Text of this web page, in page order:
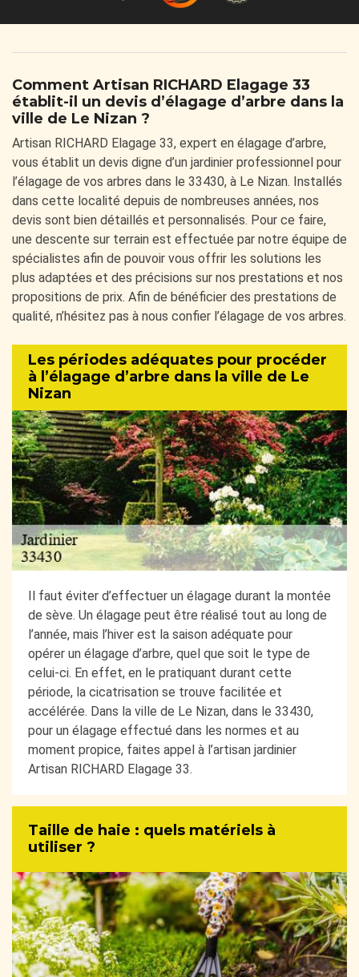
Comment Artisan RICHARD Elagage 33
établit-il un devis d’élagage d’arbre dans la
ville de Le Nizan ?
Artisan RICHARD Elagage 33, expert en élagage d’arbre,
vous établit un devis digne d’un jardinier professionnel pour
l’élagage de vos arbres dans le 33430, à Le Nizan. Installés
dans cette localité depuis de nombreuses années, nos
devis sont bien détaillés et personnalisés. Pour ce faire,
une descente sur terrain est effectuée par notre équipe de
spécialistes afin de pouvoir vous offrir les solutions les
plus adaptées et des précisions sur nos prestations et nos
propositions de prix. Afin de bénéficier des prestations de
qualité, n’hésitez pas à nous confier l’élagage de vos arbres.
Les périodes adéquates pour procéder
à l’élagage d’arbre dans la ville de Le
Nizan
Il faut éviter d’effectuer un élagage durant la montée
de sève. Un élagage peut être réalisé tout au long de
l’année, mais l’hiver est la saison adéquate pour
opérer un élagage d’arbre, quel que soit le type de
celui-ci. En effet, en le pratiquant durant cette
période, la cicatrisation se trouve facilitée et
accélérée. Dans la ville de Le Nizan, dans le 33430,
pour un élagage effectué dans les normes et au
moment propice, faites appel à l’artisan jardinier
Artisan RICHARD Elagage 33.
Taille de haie : quels matériels à
utiliser ?